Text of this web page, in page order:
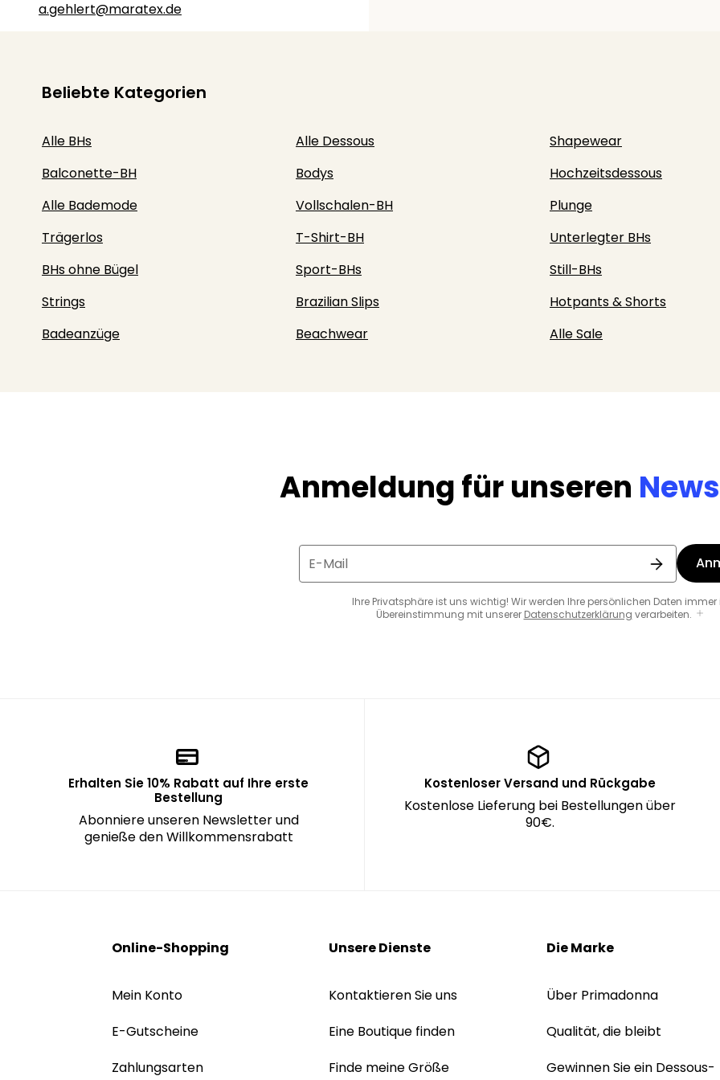
a.gehlert@maratex.de
Beliebte Kategorien
Alle BHs Alle Dessous Shapewear
Balconette-BH
Bodys Hochzeitsdessous
Alle Bademode
Vollschalen-BH Plunge
Trägerlos
T-Shirt-BH Unterlegter BHs
BHs ohne Bügel
Sport-BHs Still-BHs
Strings
Brazilian Slips Hotpants & Shorts
Badeanzüge
Beachwear Alle Sale
Anmeldung für unseren
E-Mail
Ihre Privatsphäre ist uns wichtig! Wir werden Ihre persönlichen Daten immer
Übereinstimmung mit unserer Datenschutzerklärung verarbeiten.
Erhalten Sie 10% Rabatt auf Ihre erste
Bestellung
Abonniere unseren Newsletter und
genieße den Willkommensrabatt
Kostenloser Versand und Rückgabe
Kostenlose Lieferung bei Bestellungen über
90€.
Online-Shopping
Mein Konto
E-Gutscheine
Zahlungsarten
Unsere Dienste
Kontaktieren Sie uns
Eine Boutique finden
Finde meine Größe
Die Marke
Über Primadonna
Qualität, die bleibt
Gewinnen Sie ein Dessous-